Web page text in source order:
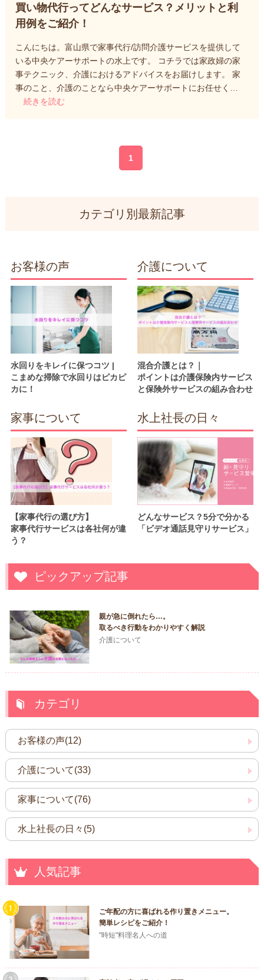
買い物代行ってどんなサービス？メリットと利
用例をご紹介！
こんにちは。富山県で家事代行/訪問介護サービスを提供して
いる中央ケアーサポートの水上です。 コチラでは家政婦の家
事テクニック、介護におけるアドバイスをお届けします。 家
事のこと、介護のことなら中央ケアーサポートにお任せく…
続きを読む
1
カテゴリ別最新記事
お客様の声
水回りをキレイに保つコツ |
こまめな掃除で水回りはピカピ
カに！
介護について
混合介護とは？｜
ポイントは介護保険内サービス
と保険外サービスの組み合わせ
家事について
【家事代行の選び方】
家事代行サービスは各社何が違
う？
水上社長の日々
どんなサービス？5分で分かる
「ビデオ通話見守りサービス」
ピックアップ記事
親が急に倒れたら…。
取るべき行動をわかりやすく解説
介護について
カテゴリ
お客様の声(12)
介護について(33)
家事について(76)
水上社長の日々(5)
人気記事
ご年配の方に喜ばれる作り置きメニュー。
簡単レシピをご紹介！
"時短"料理名人への道